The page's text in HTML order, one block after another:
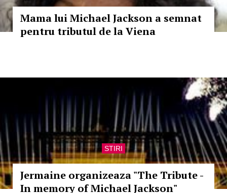
Mama lui Michael Jackson a semnat
pentru tributul de la Viena
STIRI
Jermaine organizeaza "The Tribute -
In memory of Michael Jackson"